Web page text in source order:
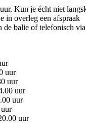
Kun je écht niet
in overleg een afspraak
de balie of telefonisch
uur
uur
uur
uur
uur